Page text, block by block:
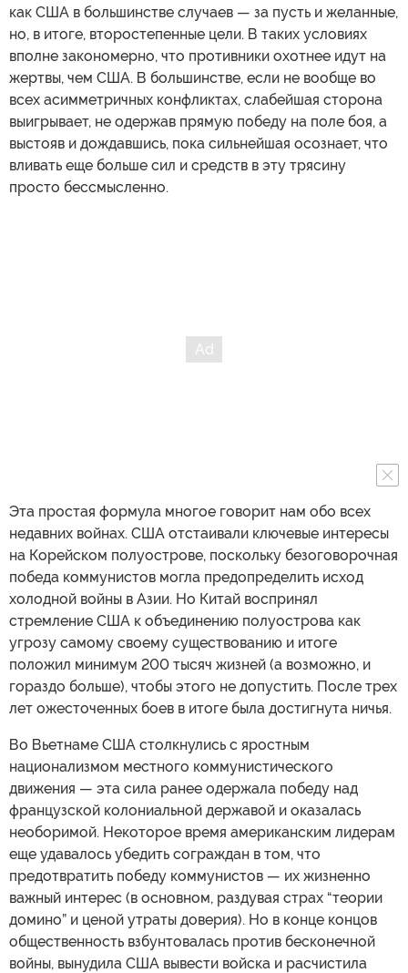
как США в большинстве случаев — за пусть и желанные,
но, в итоге, второстепенные цели. В таких условиях
вполне закономерно, что противники охотнее идут на
жертвы, чем США. В большинстве, если не вообще во
всех асимметричных конфликтах, слабейшая сторона
выигрывает, не одержав прямую победу на поле боя, а
выстояв и дождавшись, пока сильнейшая осознает, что
вливать еще больше сил и средств в эту трясину
просто бессмысленно.
Эта простая формула многое говорит нам обо всех
недавних войнах. США отстаивали ключевые интересы
на Корейском полуострове, поскольку безоговорочная
победа коммунистов могла предопределить исход
холодной войны в Азии. Но Китай воспринял
стремление США к объединению полуострова как
угрозу самому своему существованию и итоге
положил минимум 200 тысяч жизней (а возможно, и
гораздо больше), чтобы этого не допустить. После трех
лет ожесточенных боев в итоге была достигнута ничья.
Во Вьетнаме США столкнулись с яростным
национализмом местного коммунистического
движения — эта сила ранее одержала победу над
французской колониальной державой и оказалась
необоримой. Некоторое время американским лидерам
еще удавалось убедить сограждан в том, что
предотвратить победу коммунистов — их жизненно
важный интерес (в основном, раздувая страх “теории
домино” и ценой утраты доверия). Но в конце концов
общественность взбунтовалась против бесконечной
войны, вынудила США вывести войска и расчистила